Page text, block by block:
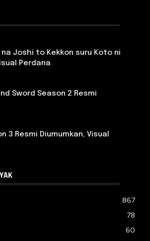
na Joshi to Kekkon suru Koto ni
Perdana
Sword Season 2 Resmi
3 Resmi Diumumkan, Visual
867
78
60